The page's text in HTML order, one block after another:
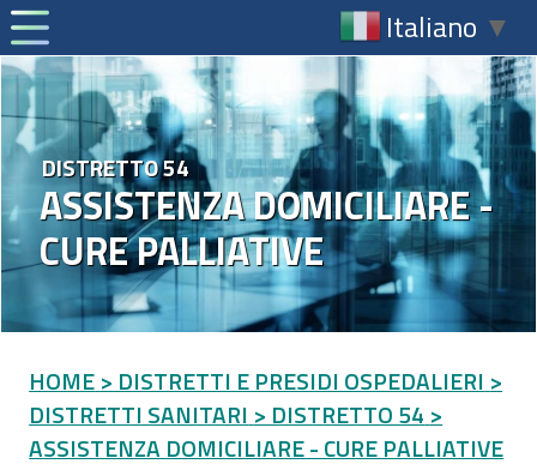
Italiano ▼
ASSISTENZA DOMICILIARE -
CURE PALLIATIVE
DISTRETTO 54
HOME > DISTRETTI E PRESIDI OSPEDALIERI >
DISTRETTI SANITARI > DISTRETTO 54 >
ASSISTENZA DOMICILIARE - CURE PALLIATIVE